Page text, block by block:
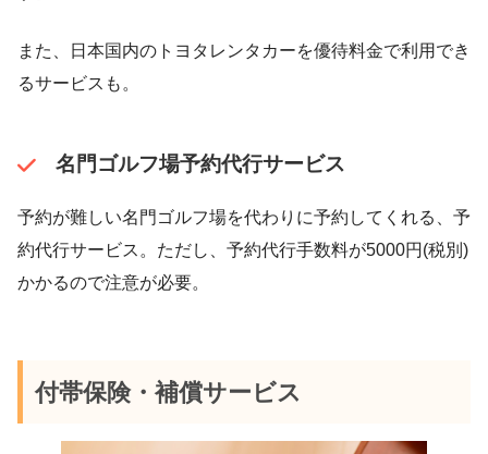
また、日本国内のトヨタレンタカーを優待料金で利用でき
るサービスも。
名門ゴルフ場予約代行サービス
予約が難しい名門ゴルフ場を代わりに予約してくれる、予
約代行サービス。ただし、予約代行手数料が5000円(税別)
かかるので注意が必要。
付帯保険・補償サービス